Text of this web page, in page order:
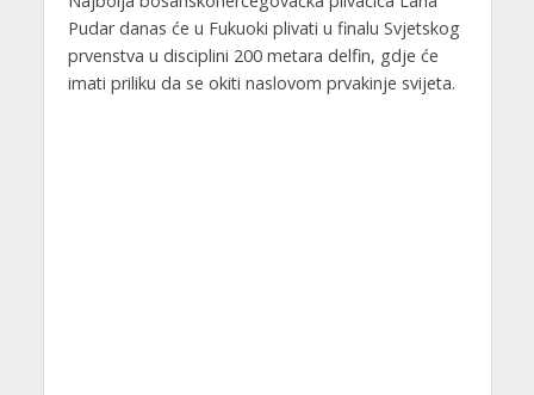
Pudar danas će u Fukuoki plivati u finalu Svjetskog
prvenstva u disciplini 200 metara delfin, gdje će
imati priliku da se okiti naslovom prvakinje svijeta.